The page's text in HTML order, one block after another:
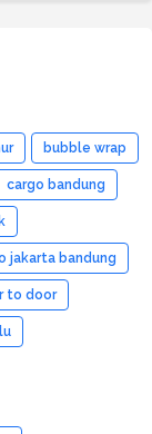
bubble wrap
cargo bandung
jakarta bandung
to door